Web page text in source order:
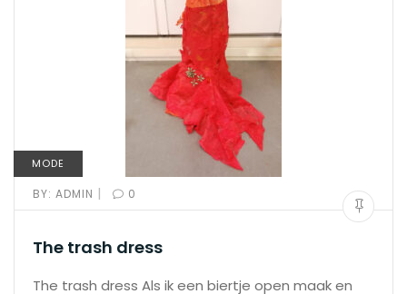
MODE
BY: ADMIN | 0
The trash dress
The trash dress Als ik een biertje open maak en